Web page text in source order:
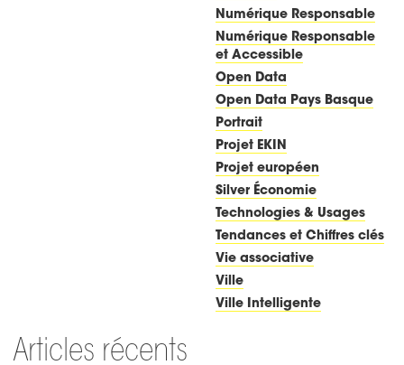
Numérique Responsable
Numérique Responsable
et Accessible
Open Data
Open Data Pays Basque
Portrait
Projet EKIN
Projet européen
Silver Économie
Technologies & Usages
Tendances et Chiffres clés
Vie associative
Ville
Ville Intelligente
Articles récents